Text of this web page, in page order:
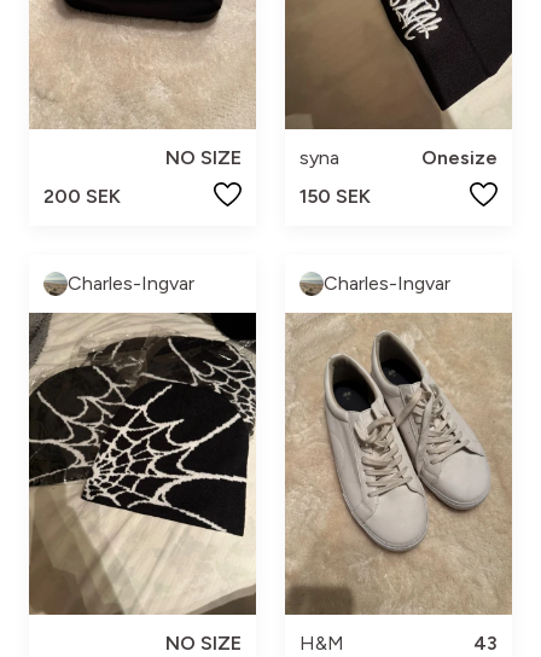
NO SIZE
200 SEK
syna
Onesize
150 SEK
Charles-Ingvar
NO SIZE
Charles-Ingvar
H&M
43